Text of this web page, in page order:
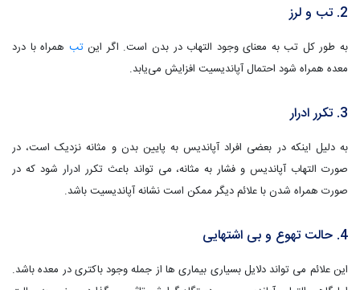
2. تب و لرز
به طور کل تب به معنای وجود التهاب در بدن است. اگر اینتب همراه با درد
معده همراه شود احتمال آپاندیسیت افزایش می‌یابد.
3. تکرر ادرار
به دلیل اینکه در بعضی افراد آپاندیس به پایین بدن و مثانه نزدیک است، در
صورت التهاب آپاندیس و فشار به مثانه، می تواند باعث تکرر ادرار شود که در
صورت همراه شدن با علائم دیگر ممکن است نشانه آپاندیسیت باشد.
4. حالت تهوع و بی اشتهایی
این علائم می تواند دلایل بسیاری بیماری ها از جمله وجود باکتری در معده باشد.